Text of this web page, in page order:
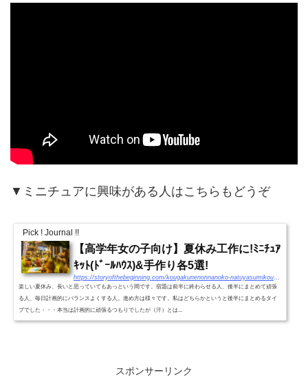
▼ミニチュアに興味がある人はこちらもどうぞ
Pick ! Journal !!
【高学年女の子向け】夏休み工作に!ﾐﾆﾁｭｱ
ｷｯﾄ(ﾄﾞｰﾙﾊｳｽ)&手作り各5選!
https://storyofthebeginning.com/kougakunenonnanoko-natuyasumikousaku-minicyua-best5/
楽しい夏休み、長いと思っていてもあっという間です。宿題は前半に終わらせる人、後半にまとめて頑張
る人、毎日計画的にバランスよくする人。進め方は様々です。私はどちらかというと後半にまとめるタイ
プでした・・・本当は計画的に頑張るつもりでしたが（汗）とは...
スポンサーリンク